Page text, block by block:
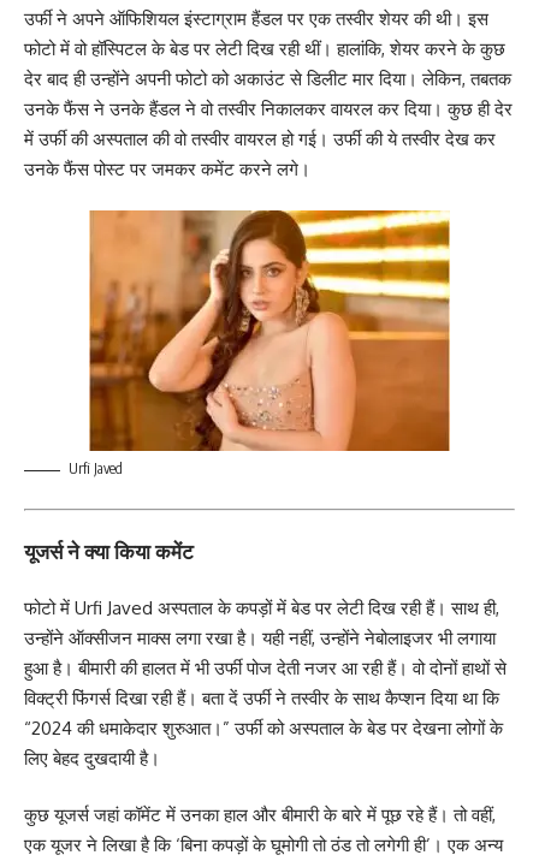
उर्फी ने अपने ऑफिशियल इंस्टाग्राम हैंडल पर एक तस्वीर शेयर की थी। इस
फोटो में वो हॉस्पिटल के बेड पर लेटी दिख रही थीं। हालांकि, शेयर करने के कुछ
देर बाद ही उन्होंने अपनी फोटो को अकाउंट से डिलीट मार दिया। लेकिन, तबतक
उनके फैंस ने उनके हैंडल ने वो तस्वीर निकालकर वायरल कर दिया। कुछ ही देर
में उर्फी की अस्पताल की वो तस्वीर वायरल हो गई। उर्फी की ये तस्वीर देख कर
उनके फैंस पोस्ट पर जमकर कमेंट करने लगे।
Urfi Javed
यूजर्स ने क्या किया कमेंट
फोटो में Urfi Javed अस्पताल के कपड़ों में बेड पर लेटी दिख रही हैं। साथ ही,
उन्होंने ऑक्सीजन माक्स लगा रखा है। यही नहीं, उन्होंने नेबोलाइजर भी लगाया
हुआ है। बीमारी की हालत में भी उर्फी पोज देती नजर आ रही हैं। वो दोनों हाथों से
विक्ट्री फिंगर्स दिखा रही हैं। बता दें उर्फी ने तस्वीर के साथ कैप्शन दिया था कि
“2024 की धमाकेदार शुरुआत।” उर्फी को अस्पताल के बेड पर देखना लोगों के
लिए बेहद दुखदायी है।
कुछ यूजर्स जहां कॉमेंट में उनका हाल और बीमारी के बारे में पूछ रहे हैं। तो वहीं,
एक यूजर ने लिखा है कि ‘बिना कपड़ों के घूमोगी तो ठंड तो लगेगी ही’। एक अन्य